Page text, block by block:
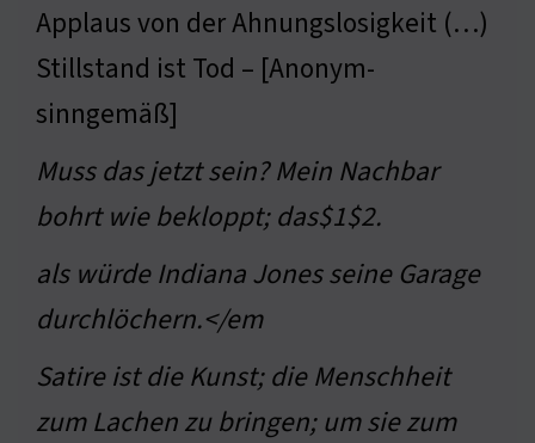
Applaus von der Ahnungslosigkeit (…)
Stillstand ist Tod – [Anonym-
sinngemäß]
Muss das jetzt sein? Mein Nachbar
bohrt wie bekloppt; das$1$2.
als würde Indiana Jones seine Garage
durchlöchern.</em
Satire ist die Kunst; die Menschheit
zum Lachen zu bringen; um sie zum